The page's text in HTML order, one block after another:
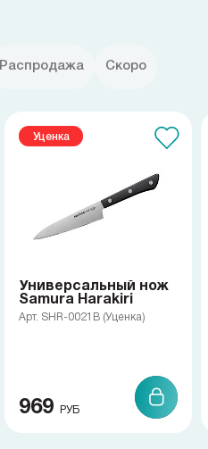
Распродажа Скоро
Уценка
Универсальный нож
Samura Harakiri
Арт. SHR-0021B (Уценка)
969 РУБ